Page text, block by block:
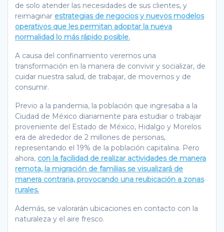
de solo atender las necesidades de sus clientes, y
reimaginar estrategias de negocios y nuevos modelos
operativos que les permitan adoptar la nueva
normalidad lo más rápido posible.
A causa del confinamiento veremos una
transformación en la manera de convivir y socializar, de
cuidar nuestra salud, de trabajar, de movernos y de
consumir.
Previo a la pandemia, la población que ingresaba a la
Ciudad de México diariamente para estudiar o trabajar
proveniente del Estado de México, Hidalgo y Morelos
era de alrededor de 2 millones de personas,
representando el 19% de la población capitalina. Pero
ahora, con la facilidad de realizar actividades de manera
remota, la migración de familias se visualizará de
manera contraria, provocando una reubicación a zonas
rurales.
Además, se valorarán ubicaciones en contacto con la
naturaleza y el aire fresco.